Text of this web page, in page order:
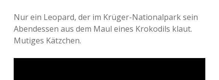
Nur ein Leopard, der im Krüger-Nationalpark sein
Abendessen aus dem Maul eines Krokodils klaut.
Mutiges Kätzchen.